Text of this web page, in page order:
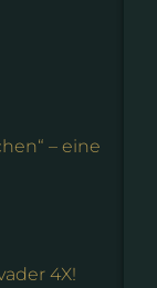
– eine
4X!